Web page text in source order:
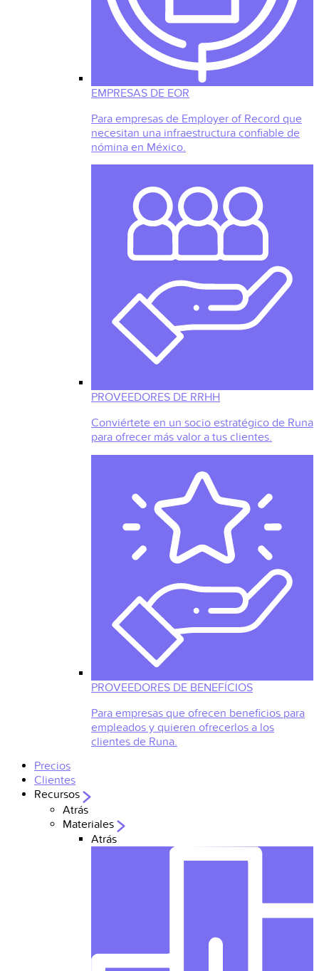
EMPRESAS DE EOR
Para empresas de Employer of Record que
necesitan una infraestructura confiable de
nómina en México.
PROVEEDORES DE RRHH
Conviértete en un socio estratégico de Runa
para ofrecer más valor a tus clientes.
PROVEEDORES DE BENEFÍCIOS
Para empresas que ofrecen beneficios para
empleados y quieren ofrecerlos a los
clientes de Runa.
Precios
Clientes
Recursos
Atrás
Materiales
Atrás